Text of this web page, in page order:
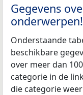
Gegevens
onderwerpen!
Onderstaande
beschikbare
over meer dan
categorie in de
die categorie